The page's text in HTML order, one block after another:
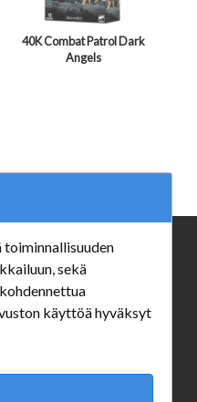
40K Combat Patrol Dark
Angels
10 Aukioloajat:
sekä
käyttöä hyväksyt